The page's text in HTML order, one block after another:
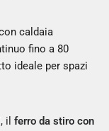
caldaia
fino a 80
ideale per spazi
, ilferro da stiro con